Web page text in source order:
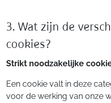
3. Wat zijn de
cookies?
Strikt noodzakelijke
Een cookie valt in deze
voor de werking van onze